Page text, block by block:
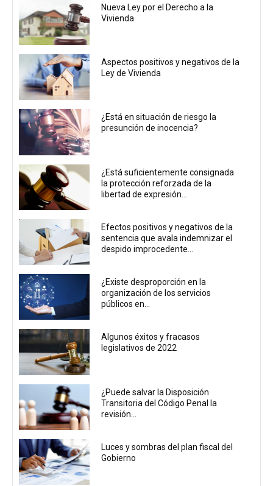
Nueva Ley por el Derecho a la
Vivienda
Aspectos positivos y negativos de la
Ley de Vivienda
¿Está en situación de riesgo la
presunción de inocencia?
¿Está suficientemente consignada
la protección reforzada de la
libertad de expresión...
Efectos positivos y negativos de la
sentencia que avala indemnizar el
despido improcedente...
¿Existe desproporción en la
organización de los servicios
públicos en...
Algunos éxitos y fracasos
legislativos de 2022
¿Puede salvar la Disposición
Transitoria del Código Penal la
revisión...
Luces y sombras del plan fiscal del
Gobierno